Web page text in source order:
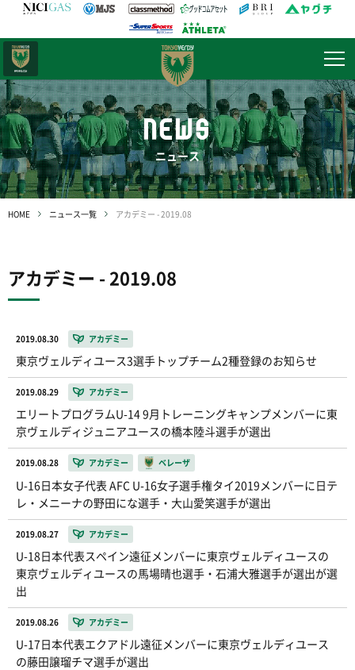
NEWS
ニュース
HOME ニュース一覧 アカデミー - 2019.08
アカデミー - 2019.08
2019.08.30 アカデミー
東京ヴェルディユース3選手トップチーム2種登録のお知らせ
2019.08.29 アカデミー
エリートプログラムU-14 9月トレーニングキャンプメンバーに東
京ヴェルディジュニアユースの橋本陸斗選手が選出
2019.08.28 アカデミー ベレーザ
U-16日本女子代表 AFC U-16女子選手権タイ2019メンバーに日テ
レ・メニーナの野田にな選手・大山愛笑選手が選出
2019.08.27 アカデミー
U-18日本代表スペイン遠征メンバーに東京ヴェルディユースの
東京ヴェルディユースの馬場晴也選手・石浦大雅選手が選出が選
出
2019.08.26 アカデミー
U-17日本代表エクアドル遠征メンバーに東京ヴェルディユース
の藤田譲瑠チマ選手が選出